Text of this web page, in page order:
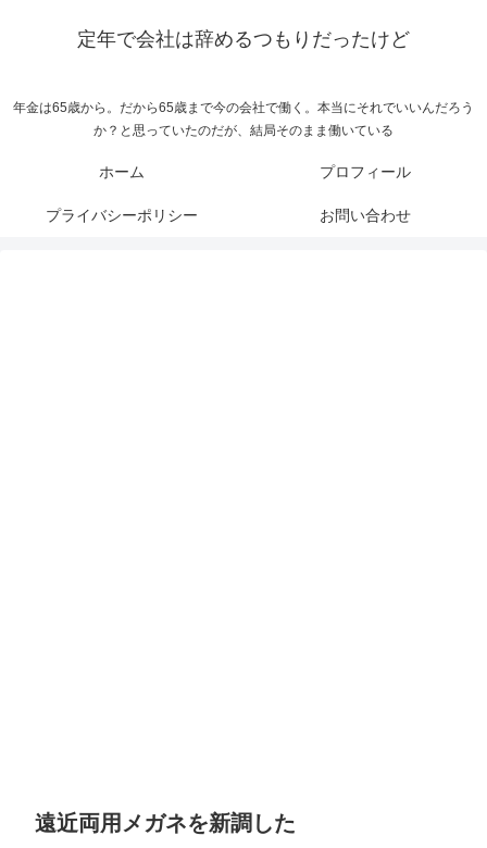
定年で会社は辞めるつもりだったけど
年金は65歳から。だから65歳まで今の会社で働く。本当にそれでいいんだろう
か？と思っていたのだが、結局そのまま働いている
ホーム プロフィール
プライバシーポリシー お問い合わせ
遠近両用メガネを新調した